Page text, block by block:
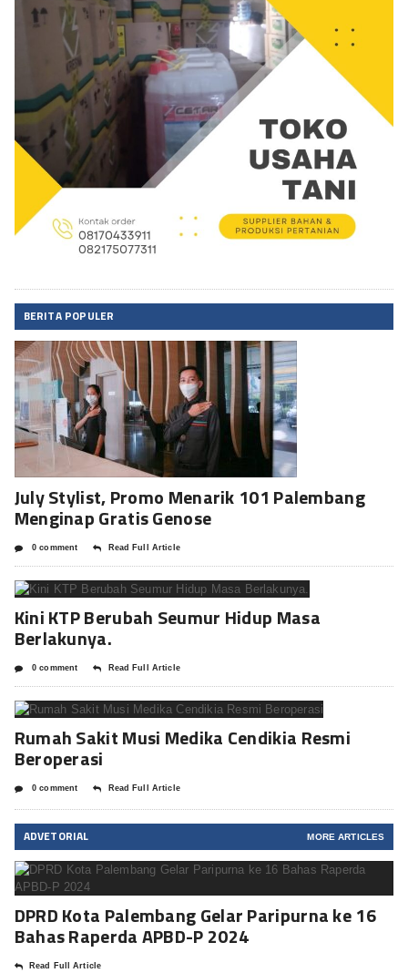
BERITA POPULER
July Stylist, Promo Menarik 101 Palembang
Menginap Gratis Genose
0 comment Read Full Article
Kini KTP Berubah Seumur Hidup Masa
Berlakunya.
0 comment Read Full Article
Rumah Sakit Musi Medika Cendikia Resmi
Beroperasi
0 comment Read Full Article
ADVETORIAL MORE ARTICLES
DPRD Kota Palembang Gelar Paripurna ke 16
Bahas Raperda APBD-P 2024
Read Full Article